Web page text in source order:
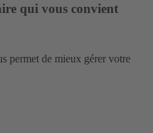
qui vous convient
permet de mieux gérer votre